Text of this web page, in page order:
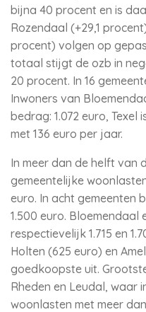
bijna 40 procent en is
Rozendaal (+29,1
procent) volgen op
totaal stijgt de ozb in
20 procent. In 16
Inwoners van
bedrag: 1.072 euro,
met 136 euro per jaar.
In meer dan de helft van
gemeentelijke
euro. In acht gemeenten
1.500 euro. Bloemendaal
respectievelijk 1.715 en
Holten (625 euro) en
goedkoopste uit.
Rheden en Leudal, waar
woonlasten met meer